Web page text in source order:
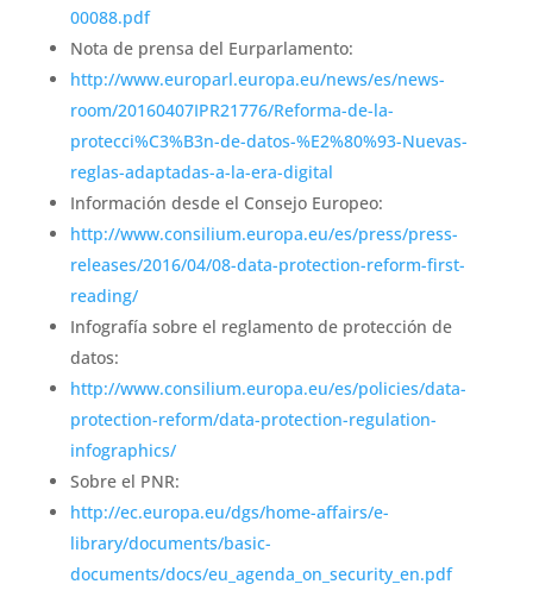
00088.pdf
Nota de prensa del Eurparlamento:
http://www.europarl.europa.eu/news/es/news-
room/20160407IPR21776/Reforma-de-la-
protecci%C3%B3n-de-datos-%E2%80%93-Nuevas-
reglas-adaptadas-a-la-era-digital
Información desde el Consejo Europeo:
http://www.consilium.europa.eu/es/press/press-
releases/2016/04/08-data-protection-reform-first-
reading/
Infografía sobre el reglamento de protección de
datos:
http://www.consilium.europa.eu/es/policies/data-
protection-reform/data-protection-regulation-
infographics/
Sobre el PNR:
http://ec.europa.eu/dgs/home-affairs/e-
library/documents/basic-
documents/docs/eu_agenda_on_security_en.pdf